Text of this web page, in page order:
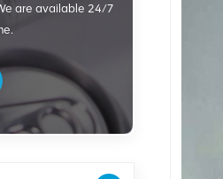
are available 24/7